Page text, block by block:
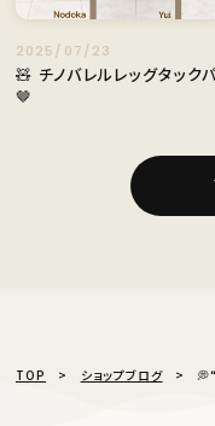
2025/07/23
🧸 チノバレルレッグタック
🤎
TOP ショップブログ